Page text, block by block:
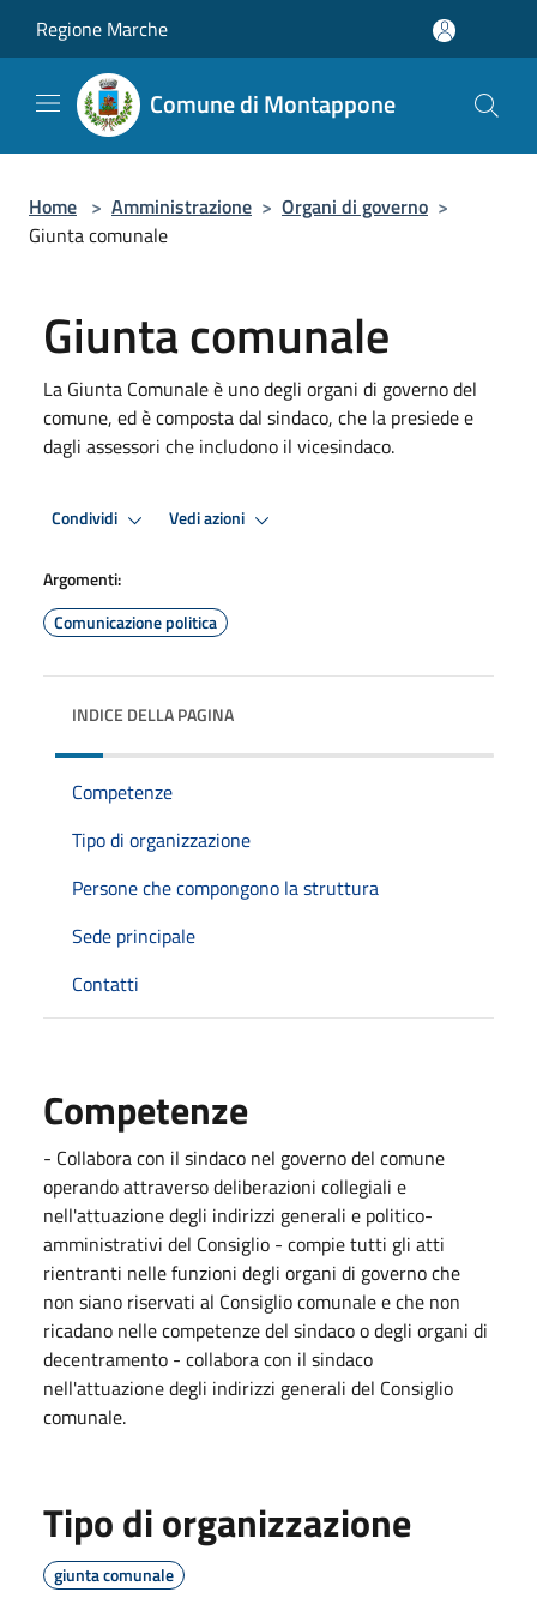
Regione Marche
Comune di Montappone
Home > Amministrazione > Organi di governo >
Giunta comunale
Giunta comunale
La Giunta Comunale è uno degli organi di governo del
comune, ed è composta dal sindaco, che la presiede e
dagli assessori che includono il vicesindaco.
Condividi Vedi azioni
Argomenti:
Comunicazione politica
INDICE DELLA PAGINA
Competenze
Tipo di organizzazione
Persone che compongono la struttura
Sede principale
Contatti
Competenze
- Collabora con il sindaco nel governo del comune
operando attraverso deliberazioni collegiali e
nell'attuazione degli indirizzi generali e politico-
amministrativi del Consiglio - compie tutti gli atti
rientranti nelle funzioni degli organi di governo che
non siano riservati al Consiglio comunale e che non
ricadano nelle competenze del sindaco o degli organi di
decentramento - collabora con il sindaco
nell'attuazione degli indirizzi generali del Consiglio
comunale.
Tipo di organizzazione
giunta comunale